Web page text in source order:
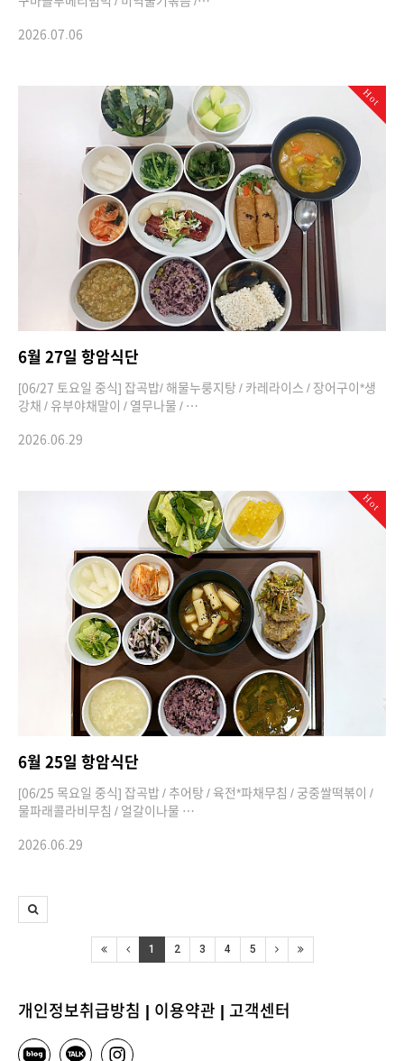
2026.07.06
Hot
6월 27일 항암식단
[06/27 토요일 중식] 잡곡밥/ 해물누룽지탕 / 카레라이스 / 장어구이*생
강채 / 유부야채말이 / 열무나물 / …
2026.06.29
Hot
6월 25일 항암식단
[06/25 목요일 중식] 잡곡밥 / 추어탕 / 육전*파채무침 / 궁중쌀떡볶이 /
물파래콜라비무침 / 얼갈이나물 …
2026.06.29
1 2 3 4 5
개인정보취급방침 | 이용약관 | 고객센터